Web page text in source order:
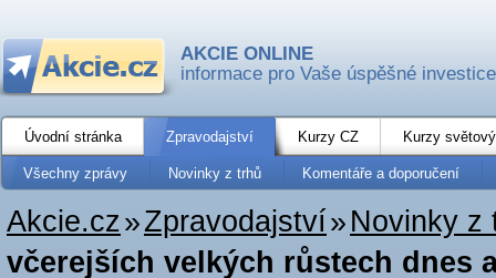
AKCIE ONLINE
informace pro Vaše úspěšné investice
Úvodní stránka Zpravodajství Kurzy CZ Kurzy
Všechny zprávy Novinky z trhů Komentáře a doporučení
Akcie.cz»Zpravodajství» Novinky z
včerejších velkých růstech dnes